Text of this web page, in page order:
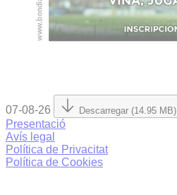
07-08-26 Descarregar (14.95 MB)
Presentació
Avís legal
Política de Privacitat
Política de Cookies